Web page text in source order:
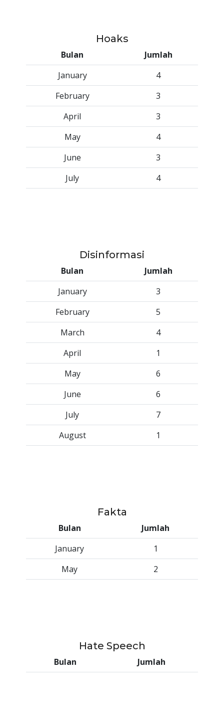
Hoaks
Bulan
Jumlah
January
4
February
3
April
3
May
4
June
3
July
4
Disinformasi
Bulan
Jumlah
January
3
February
5
March
4
April
1
May
6
June
6
July
7
August
1
Fakta
Bulan
Jumlah
January
1
May
2
Hate Speech
Bulan Jumlah